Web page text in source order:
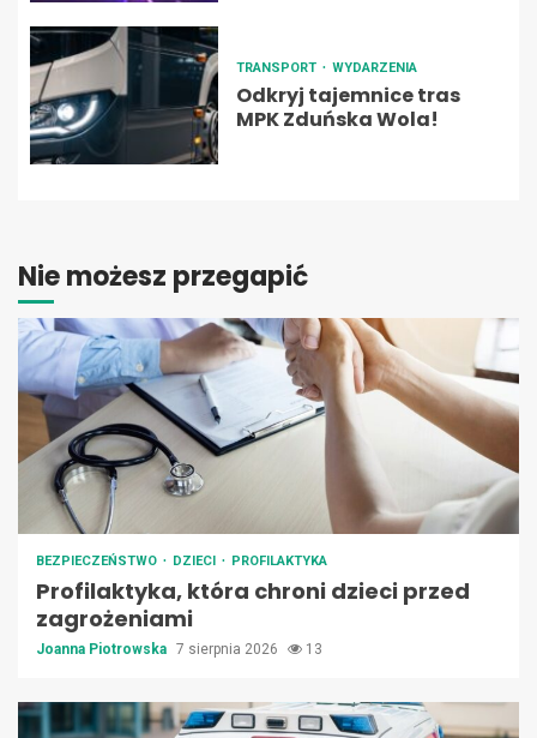
TRANSPORT WYDARZENIA
Odkryj tajemnice tras
MPK Zduńska Wola!
Nie możesz przegapić
BEZPIECZEŃSTWO DZIECI PROFILAKTYKA
Profilaktyka, która chroni dzieci przed
zagrożeniami
Joanna Piotrowska 7 sierpnia 2026 13